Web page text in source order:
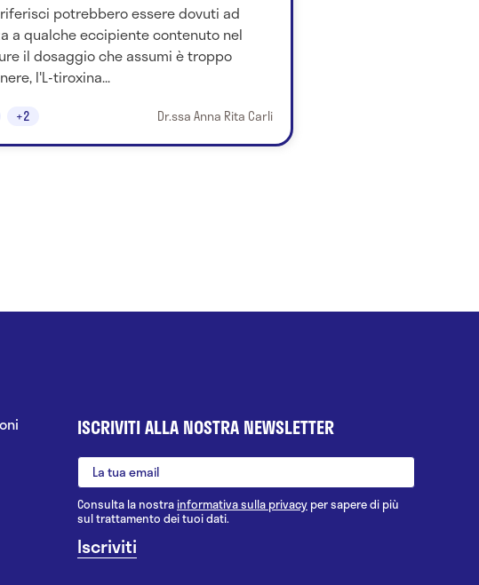
potrebbero essere dovuti ad
a qualche eccipiente contenuto nel
il dosaggio che assumi è troppo
l'L-tiroxina...
+2 Dr.ssa Anna Rita Carli
ISCRIVITI ALLA NOSTRA NEWSLETTER
Consulta la nostrainformativa sulla privacy per sapere di più
sul trattamento dei tuoi dati.